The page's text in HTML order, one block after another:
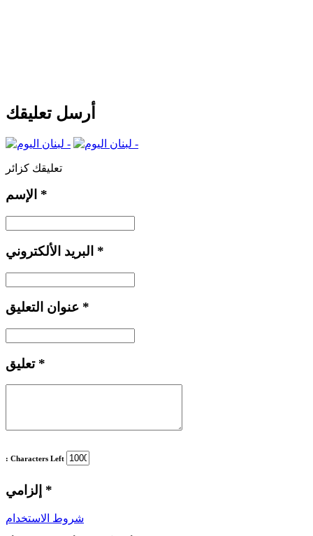
أرسل تعليقك
تعليقك كزائر
*
*
*
تعليق *
: Characters Left
*
شروط الاستخدام